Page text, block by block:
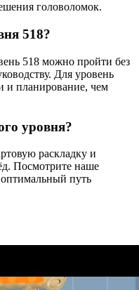
головоломок.
518?
518 можно пройти без
Для уровень
и планирование, чем
уровня?
раскладку и
Посмотрите наше
путь